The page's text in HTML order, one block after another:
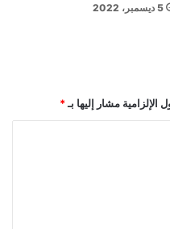
5 ديسمبر، 2022
الإلزامية مشار إليها بـ *